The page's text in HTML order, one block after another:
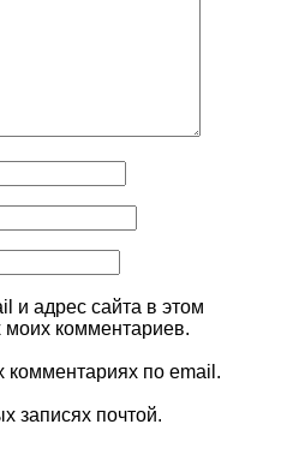
и адрес сайта в этом
комментариев.
по email.
записях почтой.